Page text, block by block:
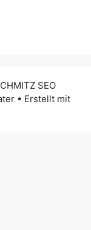
SEO
• Erstellt mit